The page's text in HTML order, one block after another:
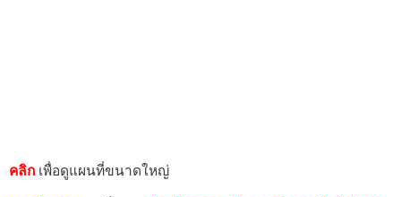
คลิก เพื่อดูแผนที่ขนาดใหญ่